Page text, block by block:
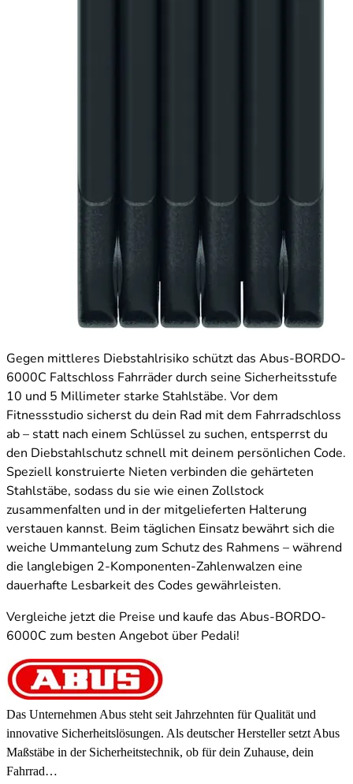
Gegen mittleres Diebstahlrisiko schützt das Abus-BORDO-
6000C Faltschloss Fahrräder durch seine Sicherheitsstufe
10 und 5 Millimeter starke Stahlstäbe. Vor dem
Fitnessstudio sicherst du dein Rad mit dem Fahrradschloss
ab – statt nach einem Schlüssel zu suchen, entsperrst du
den Diebstahlschutz schnell mit deinem persönlichen Code.
Speziell konstruierte Nieten verbinden die gehärteten
Stahlstäbe, sodass du sie wie einen Zollstock
zusammenfalten und in der mitgelieferten Halterung
verstauen kannst. Beim täglichen Einsatz bewährt sich die
weiche Ummantelung zum Schutz des Rahmens – während
die langlebigen 2-Komponenten-Zahlenwalzen eine
dauerhafte Lesbarkeit des Codes gewährleisten.
Vergleiche jetzt die Preise und kaufe das Abus-BORDO-
6000C zum besten Angebot über Pedali!
Das Unternehmen Abus steht seit Jahrzehnten für Qualität und
innovative Sicherheitslösungen. Als deutscher Hersteller setzt Abus
Maßstäbe in der Sicherheitstechnik, ob für dein Zuhause, dein
Fahrrad…